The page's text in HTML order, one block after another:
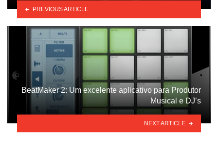
PREVIOUS ARTICLE
BeatMaker 2: Um excelente aplicativo para Produtor
Musical e DJ’s
NEXT ARTICLE